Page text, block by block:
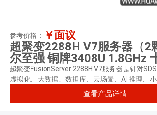
参考价格： ￥面议
超聚变2288H V7服务器（2
尔至强 铜牌3408U 1.8GHz
丨64GB 内存丨3块*4TB
9560-8i 阵列卡丨900W双电
超聚变FusionServer 2288H V7服务器是针对SDS
虚拟化、大数据、数据库、云场景、AI 推理、小
Web应用业务应用等需求，推出的具有广泛用途
机架服务器，满足企业或电信业务应用及其它复
查看产品详情